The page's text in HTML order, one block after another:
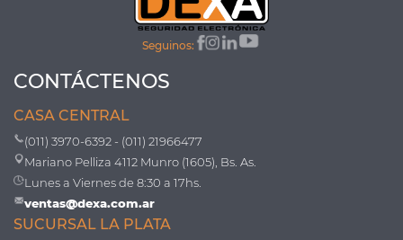
Seguinos:
CONTÁCTENOS
CASA CENTRAL
(011) 3970-6392 - (011) 21966477
Mariano Pelliza 4112 Munro (1605), Bs. As.
Lunes a Viernes de 8:30 a 17hs.
ventas@dexa.com.ar
SUCURSAL LA PLATA